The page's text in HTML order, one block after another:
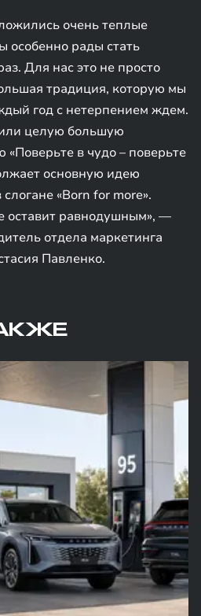
очень теплые
особенно рады стать
Для нас это не просто
традиция, которую мы
год с нетерпением ждем.
целую большую
в чудо – поверьте
основную идею
«Born for more».
оставит равнодушным», —
отдела маркетинга
Павленко.